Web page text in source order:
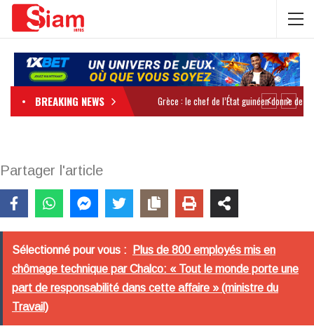
BREAKING NEWS
Partager l'article
Sélectionné pour vous :
Plus de 800 employés mis en
chômage technique par Chalco: « Tout le monde porte une
part de responsabilité dans cette affaire » (ministre du
Travail)